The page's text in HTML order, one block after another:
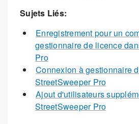
Sujets Liés:
Enregistrement pour un
gestionnaire de licence
Pro
Connexion à gestionnaire
StreetSweeper Pro
Ajout d'utilisateurs
StreetSweeper Pro